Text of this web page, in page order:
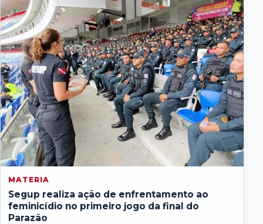
MATERIA
Segup realiza ação de enfrentamento ao
feminicídio no primeiro jogo da final do
Parazão